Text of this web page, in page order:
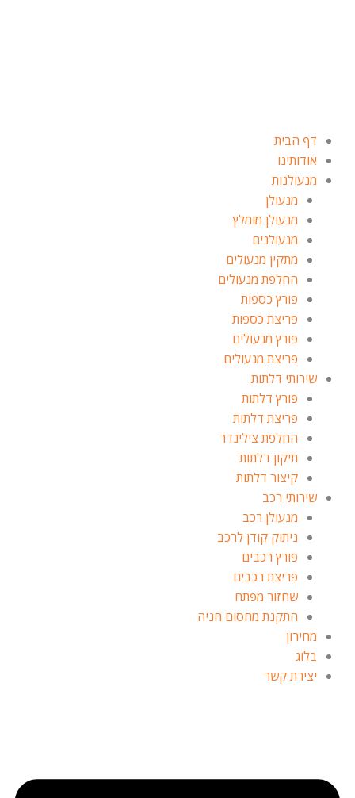
דף הבית
אודותינו
מנעולנות
מנעולן
מנעולן מומלץ
מנעולנים
מתקין מנעולים
החלפת מנעולים
פורץ כספות
פריצת כספות
פורץ מנעולים
פריצת מנעולים
שירותי דלתות
פורץ דלתות
פריצת דלתות
החלפת צילינדר
תיקון דלתות
קיצור דלתות
שירותי רכב
מנעולן רכב
ניתוק קודן לרכב
פורץ רכבים
פריצת רכבים
שחזור מפתח
התקנת מחסום חניה
מחירון
בלוג
יצירת קשר